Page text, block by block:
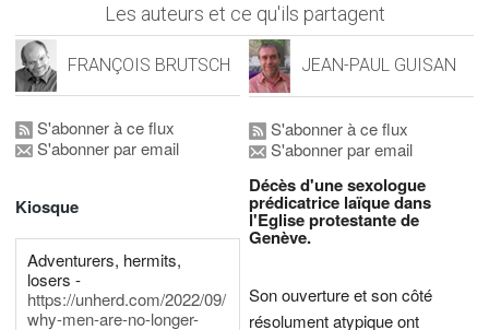
Les auteurs et ce qu'ils partagent
FRANÇOIS BRUTSCH
S'abonner à ce flux
S'abonner par email
Kiosque
Adventurers, hermits,
losers -
https://unherd.com/2022/09/
why-men-are-no-longer-
JEAN-PAUL GUISAN
S'abonner à ce flux
S'abonner par email
Décès d'une sexologue
prédicatrice laïque dans
l'Eglise protestante de
Genève.
Son ouverture et son côté
résolument atypique ont